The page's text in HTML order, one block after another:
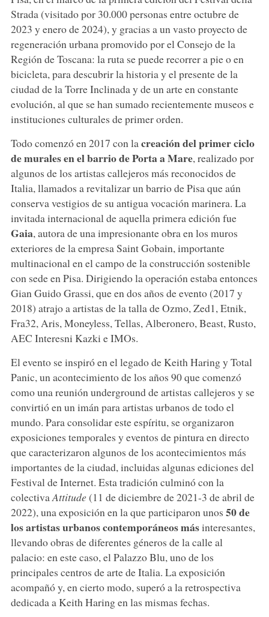
Strada (visitado por 30.000 personas entre octubre de
2023 y enero de 2024), y gracias a un vasto proyecto de
regeneración urbana promovido por el Consejo de la
Región de Toscana: la ruta se puede recorrer a pie o en
bicicleta, para descubrir la historia y el presente de la
ciudad de la Torre Inclinada y de un arte en constante
evolución, al que se han sumado recientemente museos e
instituciones culturales de primer orden.
Todo comenzó en 2017 con la creación del primer ciclo
de murales en el barrio de Porta a Mare, realizado por
algunos de los artistas callejeros más reconocidos de
Italia, llamados a revitalizar un barrio de Pisa que aún
conserva vestigios de su antigua vocación marinera. La
invitada internacional de aquella primera edición fue
Gaia, autora de una impresionante obra en los muros
exteriores de la empresa Saint Gobain, importante
multinacional en el campo de la construcción sostenible
con sede en Pisa. Dirigiendo la operación estaba entonces
Gian Guido Grassi, que en dos años de evento (2017 y
2018) atrajo a artistas de la talla de Ozmo, Zed1, Etnik,
Fra32, Aris, Moneyless, Tellas, Alberonero, Beast, Rusto,
AEC Interesni Kazki e IMOs.
El evento se inspiró en el legado de Keith Haring y Total
Panic, un acontecimiento de los años 90 que comenzó
como una reunión underground de artistas callejeros y se
convirtió en un imán para artistas urbanos de todo el
mundo. Para consolidar este espíritu, se organizaron
exposiciones temporales y eventos de pintura en directo
que caracterizaron algunos de los acontecimientos más
importantes de la ciudad, incluidas algunas ediciones del
Festival de Internet. Esta tradición culminó con la
colectiva Attitude(11 de diciembre de 2021-3 de abril de
2022), una exposición en la que participaron unos 50 de
los artistas urbanos contemporáneos másinteresantes,
llevando obras de diferentes géneros de la calle al
palacio: en este caso, el Palazzo Blu, uno de los
principales centros de arte de Italia. La exposición
acompañó y, en cierto modo, superó a la retrospectiva
dedicada a Keith Haring en las mismas fechas.